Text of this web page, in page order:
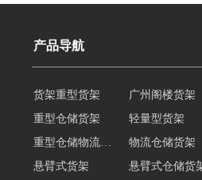
产品导航
重型仓储货架
轻量型货架
物流仓储货架
悬臂式货架
悬臂式仓储货架
轻型货架
轻型仓储货架